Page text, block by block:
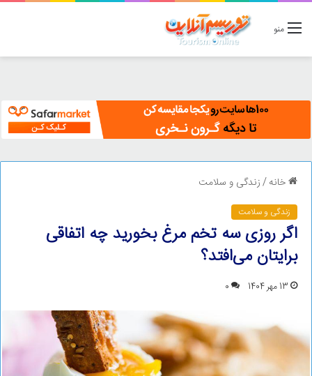
منو
خانه/زندگی و سلامت
زندگی و سلامت
اگر روزی سه تخم مرغ بخورید چه اتفاقی
برایتان می‌افتد؟
13 مهر 1404 0